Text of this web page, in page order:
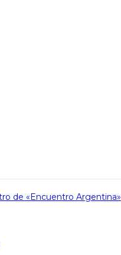
de «Encuentro Argentina»